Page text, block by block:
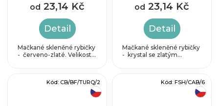
od 23,14 Kč
Detail
Mačkané skleněné rybičky
- červeno-zlaté. Velikost...
od 23,14 Kč
Detail
Mačkané skleněné rybičky
- krystal se zlatým...
Kód: CB/BF/TURQ/2 Kód: FSH/CAB/6